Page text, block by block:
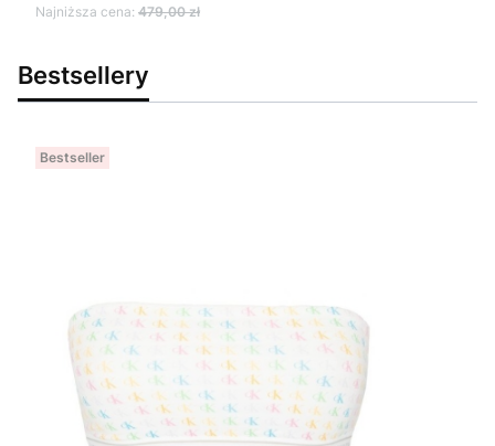
Najniższa cena: 479,00 zł
Bestsellery
Bestseller